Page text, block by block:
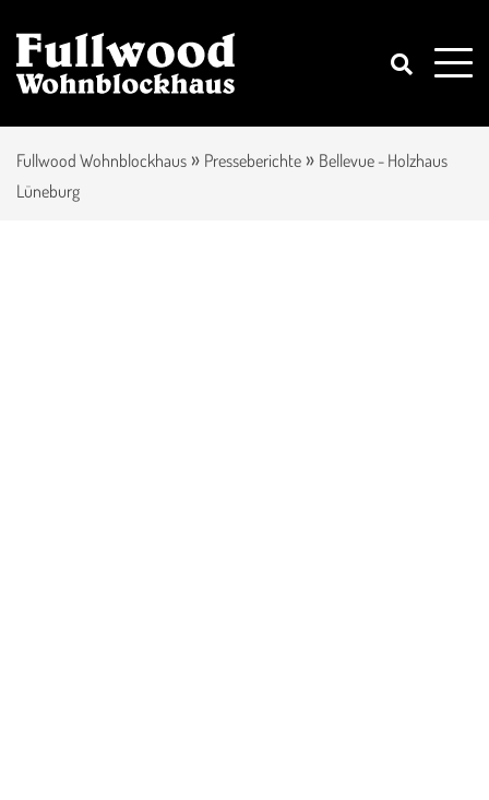
Fullwood Wohnblockhaus » Presseberichte » Bellevue - Holzhaus
Lüneburg